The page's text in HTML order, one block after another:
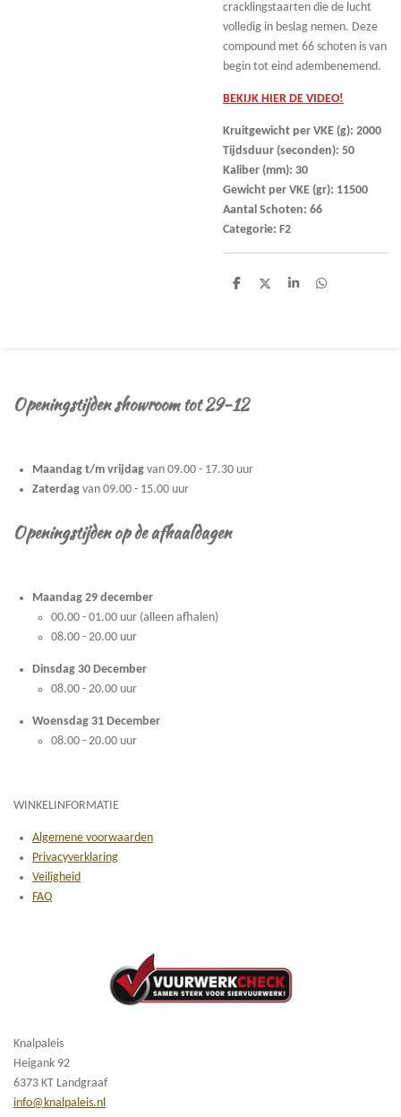
cracklingstaarten die de lucht
volledig in beslag nemen. Deze
compound met 66 schoten is van
begin tot eind adembenemend.
BEKIJK HIER DE VIDEO!
Kruitgewicht per VKE (g): 2000
Tijdsduur (seconden): 50
Kaliber (mm): 30
Gewicht per VKE (gr): 11500
Aantal Schoten: 66
Categorie: F2
D
D
S
D
Openingstijden showroom tot 29-12
Maandag t/m vrijdag van 09.00 - 17.30 uur
Zaterdag van 09.00 - 15.00 uur
Openingstijden op de afhaaldagen
Maandag 29 december
00.00 - 01.00 uur (alleen afhalen)
08.00 - 20.00 uur
Dinsdag 30 December
08.00 - 20.00 uur
Woensdag 31 December
08.00 - 20.00 uur
WINKELINFORMATIE
Algemene voorwaarden
Privacyverklaring
Veiligheid
FAQ
Knalpaleis
Heigank 92
6373 KT Landgraaf
info@knalpaleis.nl